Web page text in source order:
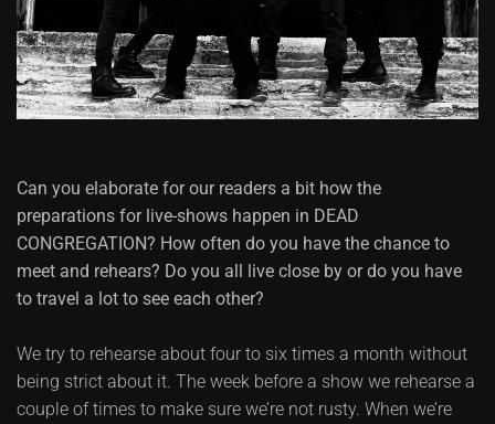
Can you elaborate for our readers a bit how the
preparations for live-shows happen in DEAD
CONGREGATION? How often do you have the chance to
meet and rehears? Do you all live close by or do you have
to travel a lot to see each other?
We try to rehearse about four to six times a month without
being strict about it. The week before a show we rehearse a
couple of times to make sure we’re not rusty. When we’re